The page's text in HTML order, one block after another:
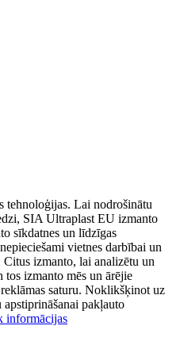
tehnoloģijas. Lai nodrošinātu
SIA Ultraplast EU izmanto
sīkdatnes un līdzīgas
vietnes darbībai un
izmanto, lai analizētu un
tos izmanto mēs un ārējie
saturu. Noklikšķinot uz
pakļauto
informācijas